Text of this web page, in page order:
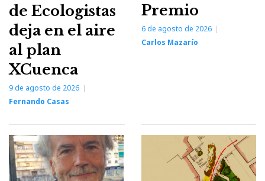
de Ecologistas
deja en el aire
al plan
XCuenca
9 de agosto de 2026
Fernando Casas
Premio
6 de agosto de 2026
Carlos Mazarío